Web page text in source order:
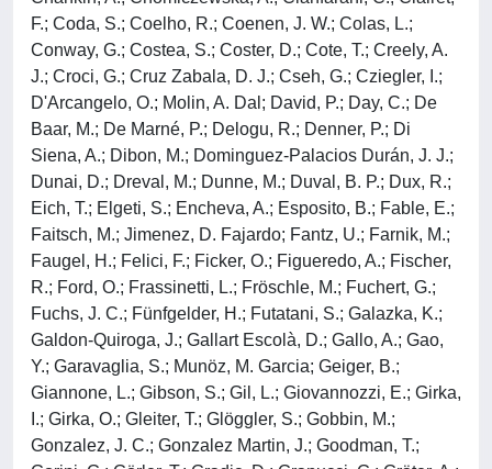
F.; Coda, S.; Coelho, R.; Coenen, J. W.; Colas, L.;
Conway, G.; Costea, S.; Coster, D.; Cote, T.; Creely, A.
J.; Croci, G.; Cruz Zabala, D. J.; Cseh, G.; Cziegler, I.;
D'Arcangelo, O.; Molin, A. Dal; David, P.; Day, C.; De
Baar, M.; De Marné, P.; Delogu, R.; Denner, P.; Di
Siena, A.; Dibon, M.; Dominguez-Palacios Durán, J. J.;
Dunai, D.; Dreval, M.; Dunne, M.; Duval, B. P.; Dux, R.;
Eich, T.; Elgeti, S.; Encheva, A.; Esposito, B.; Fable, E.;
Faitsch, M.; Jimenez, D. Fajardo; Fantz, U.; Farnik, M.;
Faugel, H.; Felici, F.; Ficker, O.; Figueredo, A.; Fischer,
R.; Ford, O.; Frassinetti, L.; Fröschle, M.; Fuchert, G.;
Fuchs, J. C.; Fünfgelder, H.; Futatani, S.; Galazka, K.;
Galdon-Quiroga, J.; Gallart Escolà, D.; Gallo, A.; Gao,
Y.; Garavaglia, S.; Munöz, M. Garcia; Geiger, B.;
Giannone, L.; Gibson, S.; Gil, L.; Giovannozzi, E.; Girka,
I.; Girka, O.; Gleiter, T.; Glöggler, S.; Gobbin, M.;
Gonzalez, J. C.; Gonzalez Martin, J.; Goodman, T.;